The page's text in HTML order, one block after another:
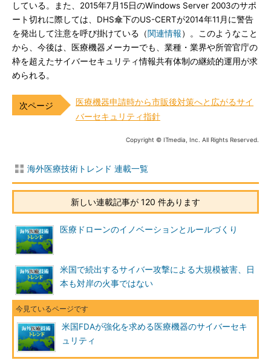
している。また、2015年7月15日のWindows Server 2003のサポ
ート切れに際しては、DHS傘下のUS-CERTが2014年11月に警告
を発出して注意を呼び掛けている（関連情報）。このようなこと
から、今後は、医療機器メーカーでも、業種・業界や所管官庁の
枠を超えたサイバーセキュリティ情報共有体制の継続的運用が求
められる。
医療機器申請時から市販後対策へと広がるサイ
バーセキュリティ指針
Copyright © ITmedia, Inc. All Rights Reserved.
海外医療技術トレンド 連載一覧
新しい連載記事が 120 件あります
医療ドローンのイノベーションとルールづくり
米国で続出するサイバー攻撃による大規模被害、日
本も対岸の火事ではない
米国FDAが強化を求める医療機器のサイバーセキ
ュリティ